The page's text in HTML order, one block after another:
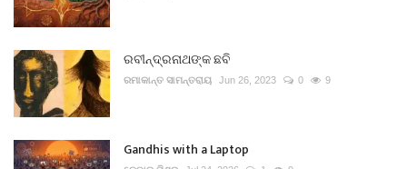
ରବୀନ୍ଦ୍ରନାଥଙ୍କ ଛବି
ରମାକାନ୍ତ ସାମନ୍ତରାୟ Jun 26, 2023 0 9
Gandhis with a Laptop